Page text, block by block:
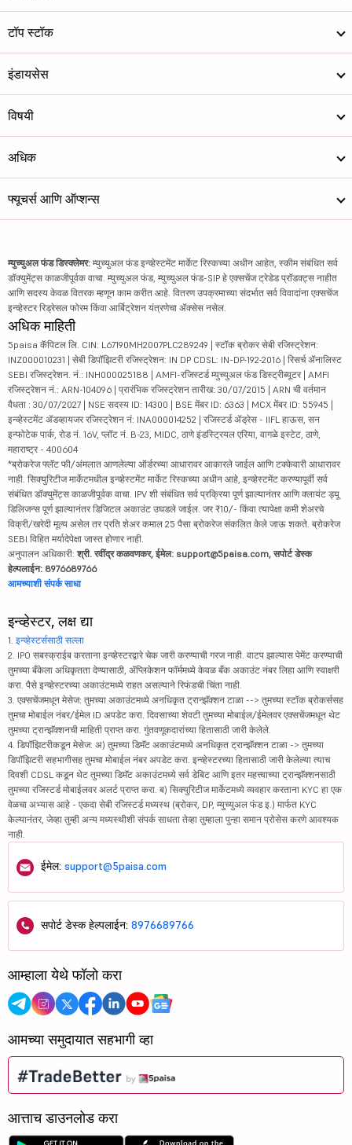
टॉप स्टॉक
इंडायसेस
विषयी
अधिक
फ्यूचर्स आणि ऑप्शन्स
म्युच्युअल फंड डिस्क्लेमर: म्युच्युअल फंड इन्व्हेस्टमेंट मार्केट रिस्कच्या अधीन आहेत, स्कीम संबंधित सर्व
डॉक्युमेंट्स काळजीपूर्वक वाचा. म्युच्युअल फंड, म्युच्युअल फंड-SIP हे एक्सचेंज ट्रेडेड प्रॉडक्ट्स नाहीत
आणि सदस्य केवळ वितरक म्हणून काम करीत आहे. वितरण उपक्रमाच्या संदर्भात सर्व विवादांना एक्सचेंज
इन्व्हेस्टर रिड्रेसल फोरम किंवा आर्बिट्रेशन यंत्रणेचा ॲक्सेस नसेल.
अधिक माहिती
5paisa कॅपिटल लि. CIN: L67190MH2007PLC289249 | स्टॉक ब्रोकर सेबी रजिस्ट्रेशन:
INZ000010231 | सेबी डिपॉझिटरी रजिस्ट्रेशन: IN DP CDSL: IN-DP-192-2016 | रिसर्च ॲनालिस्ट
SEBI रजिस्ट्रेशन. नं.: INH000025188 | AMFI-रजिस्टर्ड म्युच्युअल फंड डिस्ट्रीब्यूटर | AMFI
रजिस्ट्रेशन नं.: ARN-104096 | प्रारंभिक रजिस्ट्रेशन तारीख: 30/07/2015 | ARN ची वर्तमान
वैधता : 30/07/2027 | NSE सदस्य ID: 14300 | BSE मेंबर ID: 6363 | MCX मेंबर ID: 55945 |
इन्व्हेस्टमेंट ॲडव्हायजर रजिस्ट्रेशन नं: INA000014252 | रजिस्टर्ड ॲड्रेस - IIFL हाऊस, सन
इन्फोटेक पार्क, रोड नं. 16V, प्लॉट नं. B-23, MIDC, ठाणे इंडस्ट्रियल एरिया, वागळे इस्टेट, ठाणे,
महाराष्ट्र - 400604
*ब्रोकरेज फ्लॅट फी/अंमलात आणलेल्या ऑर्डरच्या आधारावर आकारले जाईल आणि टक्केवारी आधारावर
नाही. सिक्युरिटीज मार्केटमधील इन्व्हेस्टमेंट मार्केट रिस्कच्या अधीन आहे, इन्व्हेस्टमेंट करण्यापूर्वी सर्व
संबंधित डॉक्युमेंट्स काळजीपूर्वक वाचा. IPV शी संबंधित सर्व प्रक्रिया पूर्ण झाल्यानंतर आणि क्लायंट ड्यू
डिलिजन्स पूर्ण झाल्यानंतर डिजिटल अकाउंट उघडले जाईल. जर ₹10/- किंवा त्यापेक्षा कमी शेअरचे
विक्री/खरेदी मूल्य असेल तर प्रति शेअर कमाल 25 पैसा ब्रोकरेज संकलित केले जाऊ शकते. ब्रोकरेज
SEBI विहित मर्यादेपेक्षा जास्त होणार नाही.
अनुपालन अधिकारी: श्री. रवींद्र कळवणकर, ईमेल: support@5paisa.com, सपोर्ट डेस्क
हेल्पलाईन: 8976689766
आमच्याशी संपर्क साधा
इन्व्हेस्टर, लक्ष द्या
1. इन्व्हेस्टर्ससाठी सल्ला
2. IPO सबस्क्राईब करताना इन्व्हेस्टरद्वारे चेक जारी करण्याची गरज नाही. वाटप झाल्यास पेमेंट करण्याची
तुमच्या बँकेला अधिकृतता देण्यासाठी, ॲप्लिकेशन फॉर्ममध्ये केवळ बँक अकाउंट नंबर लिहा आणि स्वाक्षरी
करा. पैसे इन्व्हेस्टरच्या अकाउंटमध्ये राहत असल्याने रिफंडची चिंता नाही.
3. एक्सचेंजमधून मेसेज: तुमच्या अकाउंटमध्ये अनधिकृत ट्रान्झॅक्शन टाळा --> तुमच्या स्टॉक ब्रोकर्ससह
तुमचा मोबाईल नंबर/ईमेल ID अपडेट करा. दिवसाच्या शेवटी तुमच्या मोबाईल/ईमेलवर एक्सचेंजमधून थेट
तुमच्या ट्रान्झॅक्शनची माहिती प्राप्त करा. गुंतवणूकदारांच्या हितासाठी जारी केलेले.
4. डिपॉझिटरीकडून मेसेज: अ) तुमच्या डिमॅट अकाउंटमध्ये अनधिकृत ट्रान्झॅक्शन टाळा -> तुमच्या
डिपॉझिटरी सहभागीसह तुमचा मोबाईल नंबर अपडेट करा. इन्व्हेस्टरच्या हितासाठी जारी केलेल्या त्याच
दिवशी CDSL कडून थेट तुमच्या डिमॅट अकाउंटमध्ये सर्व डेबिट आणि इतर महत्त्वाच्या ट्रान्झॅक्शनसाठी
तुमच्या रजिस्टर्ड मोबाईलवर अलर्ट प्राप्त करा. ब) सिक्युरिटीज मार्केटमध्ये व्यवहार करताना KYC हा एक
वेळचा अभ्यास आहे - एकदा सेबी रजिस्टर्ड मध्यस्थ (ब्रोकर, DP, म्युच्युअल फंड इ.) मार्फत KYC
केल्यानंतर, जेव्हा तुम्ही अन्य मध्यस्थीशी संपर्क साधता तेव्हा तुम्हाला पुन्हा समान प्रोसेस करणे आवश्यक
नाही.
ईमेल: support@5paisa.com
सपोर्ट डेस्क हेल्पलाईन: 8976689766
आम्हाला येथे फॉलो करा
आमच्या समुदायात सहभागी व्हा
आत्ताच डाउनलोड करा